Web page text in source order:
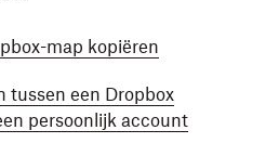
map kopiëren
tussen een Dropbox
persoonlijk account